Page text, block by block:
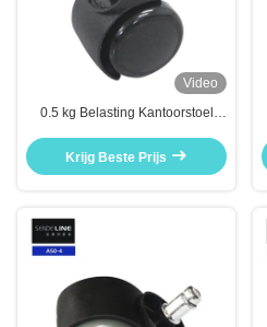
Video
0.5 kg Belasting Kantoorstoel
Wielen Kantoorstoel katrol
Krijg Beste Prijs